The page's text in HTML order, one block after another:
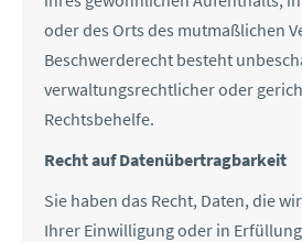
oder des Orts des mutmaßlichen
Beschwerderecht besteht
verwaltungsrechtlicher oder
Rechtsbehelfe.
Recht auf Datenübertragbarkeit
Sie haben das Recht, Daten, die
Ihrer Einwilligung oder in